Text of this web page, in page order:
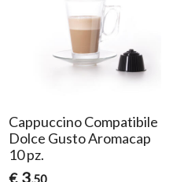
Cappuccino Compatibile
Dolce Gusto Aromacap
10 pz.
€ 3,50